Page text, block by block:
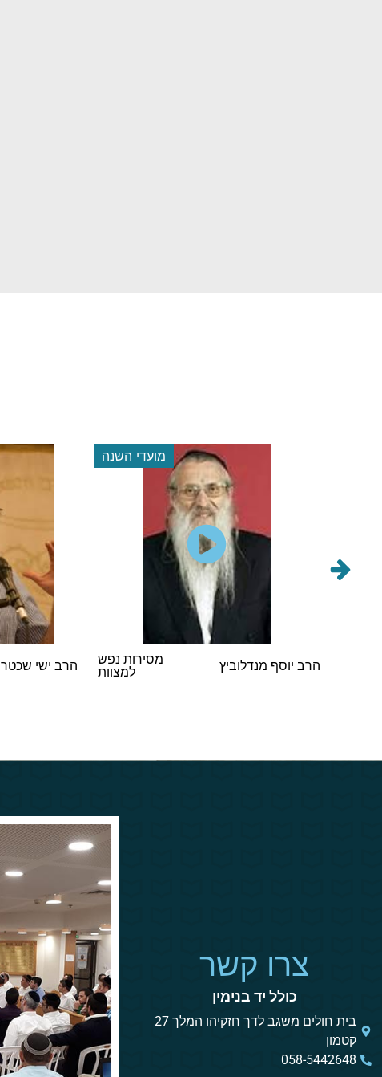
מועדי השנה
הרב יוסף מנדלוביץ
מסירות נפש
למצוות
הרב ישי שכטר
צרו קשר
כולל יד בנימין
בית חולים משגב לדך חזקיהו המלך 27
קטמון
058-5442648